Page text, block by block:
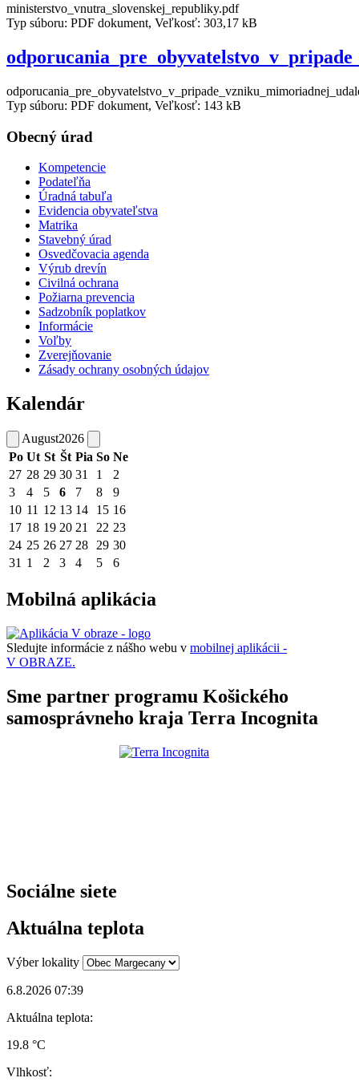
ministerstvo_vnutra_slovenskej_republiky.pdf
Typ súboru: PDF dokument, Veľkosť: 303,17 kB
Typ súboru: PDF dokument, Veľkosť: 143 kB
Obecný úrad
Kompetencie
Podateľňa
Úradná tabuľa
Evidencia obyvateľstva
Matrika
Stavebný úrad
Osvedčovacia agenda
Výrub drevín
Civilná ochrana
Požiarna prevencia
Sadzobník poplatkov
Informácie
Voľby
Zverejňovanie
Zásady ochrany osobných údajov
Kalendár
August2026
Po Ut St Št Pia So Ne
27 28 29 30 31 1
2
3
4 5 6 7 8
9
10 11 12 13 14 15 16
17 18 19 20 21 22 23
24 25 26 27 28 29 30
31 1 2 3 4 5 6
Mobilná aplikácia
Sledujte informácie z nášho webu v mobilnej aplikácii -
V OBRAZE.
Sme partner programu Košického
samosprávneho kraja Terra Incognita
Sociálne siete
Aktuálna teplota
Výber lokality
6.8.2026 07:39
Aktuálna teplota:
19.8 °C
Vlhkosť: